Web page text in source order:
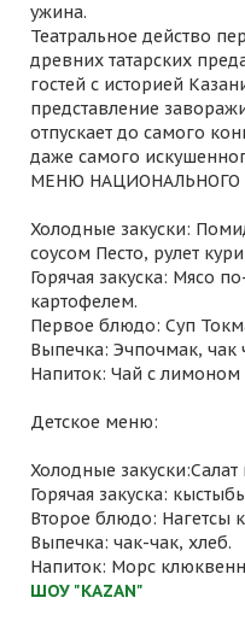
ужина.
Театральное действо
древних татарских
гостей с историей
представление
отпускает до самого
даже самого
МЕНЮ НАЦИОНАЛЬНОГО
Холодные закуски:
соусом Песто, рулет
Горячая закуска: Мясо
картофелем.
Первое блюдо: Суп
Выпечка: Эчпочмак, чак
Напиток: Чай с лимоном
Детское меню:
Холодные
Горячая закуска:
Второе блюдо: Нагетсы
Выпечка: чак-чак, хлеб.
Напиток: Морс
ШОУ "KAZAN"